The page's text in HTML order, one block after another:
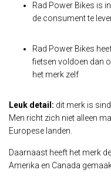
Rad Power Bikes is
de consument te
Rad Power Bikes
fietsen voldoen dan
het merk zelf
Leuk detail: dit merk is
Men richt zich niet alleen
Europese landen.
Daarnaast heeft het merk
Amerika en Canada